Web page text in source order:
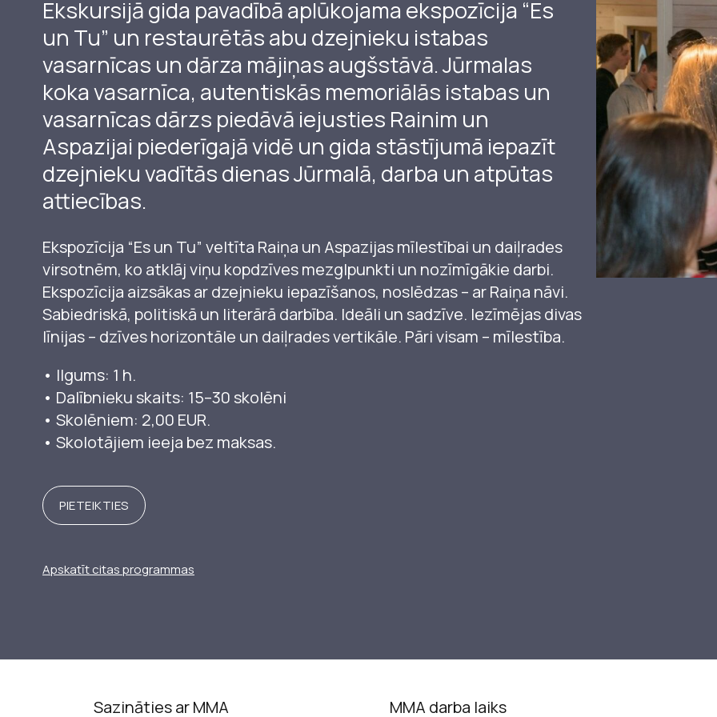
Raiņa un
Jaņa Rozentāla
Andreja Upīša
Andreja Upīša
Ojāra Vācieša
Andrejs Upīts
Ojārs Vācietis
Viegli lasīt
Sarunas
Mācību
Ekskursijā gida pavadībā aplūkojama ekspozīcija “Es
un Tu” un restaurētās abu dzejnieku istabas
vasarnīcas un dārza mājiņas augšstāvā. Jūrmalas
koka vasarnīca, autentiskās memoriālās istabas un
vasarnīcas dārzs piedāvā iejusties Rainim un
Aspazijai piederīgajā vidē un gida stāstījumā iepazīt
dzejnieku vadītās dienas Jūrmalā, darba un atpūtas
attiecības.
Ekspozīcija “Es un Tu” veltīta Raiņa un Aspazijas mīlestībai un daiļrades
virsotnēm, ko atklāj viņu kopdzīves mezglpunkti un nozīmīgākie darbi.
Ekspozīcija aizsākas ar dzejnieku iepazīšanos, noslēdzas – ar Raiņa nāvi.
Sabiedriskā, politiskā un literārā darbība. Ideāli un sadzīve. Iezīmējas divas
līnijas – dzīves horizontāle un daiļrades vertikāle. Pāri visam – mīlestība.
• Ilgums: 1 h.
• Dalībnieku skaits: 15–30 skolēni
• Skolēniem: 2,00 EUR.
• Skolotājiem ieeja bez maksas.
PIETEIKTIES
Apskatīt citas programmas
Sazināties ar MMA MMA darba laiks